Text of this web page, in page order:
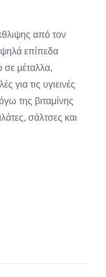
από τον
επίπεδα
σε μέταλλα,
για τις υγιεινές
της βιταμίνης
σάλτσες και